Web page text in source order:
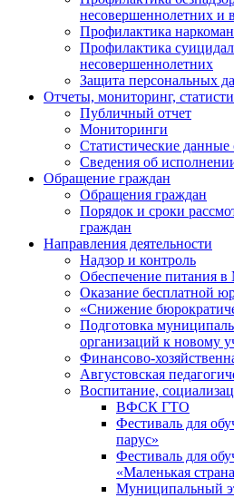
несовершеннолетних и
Профилактика
Профилактика
несовершеннолетних
Защита персональных
Отчеты, мониторинг,
Публичный отчет
Мониторинги
Статистические данные
Сведения об
Обращение граждан
Обращения граждан
Порядок и сроки
граждан
Направления деятельности
Надзор и контроль
Обеспечение питания
Оказание бесплатной
«Снижение
Подготовка
организаций к новому
Финансово-
Августовская
Воспитание,
ВФСК ГТО
Фестиваль для
парус»
Фестиваль для
«Маленькая
Муниципальный